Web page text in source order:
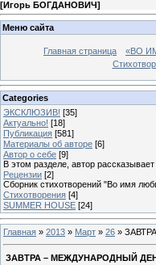
[Игорь БОГДАНОВИЧ]
Меню сайта
Главная страница «ВО
Categories
ЭКСКЛЮЗИВ! [35]
Актуально! [18]
Публикация [581]
Материалы об авторе [6]
Автор о себе [9]
В этом разделе, автор
Рецензии [2]
Сборник стихотворений "Во имя
Стихотворения [4]
SUMMER HOUSE [24]
Главная » 2013 » Март » 26 »
ЗАВТРА – МЕЖДУНАРОДНЫЙ